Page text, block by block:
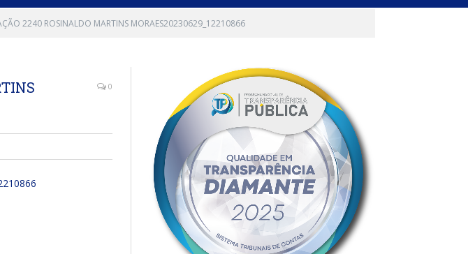
2240 ROSINALDO MARTINS MORAES20230629_12210866
0